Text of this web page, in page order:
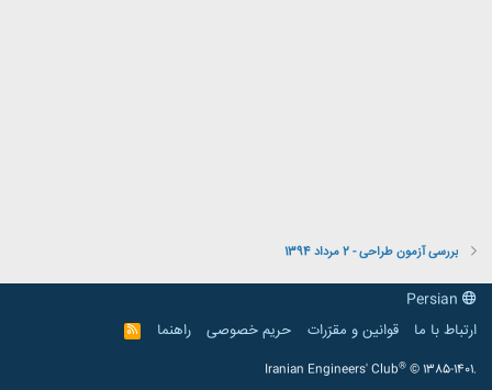
بررسی آزمون طراحی - 2 مرداد 1394
ارتباط با ما
قوانین و مقرّرات حریم خصوصی راهنما
R
S
Iranian Engineers' Club® © 1385-1401.